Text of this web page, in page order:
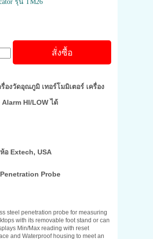
รุ่น TM26
องวัดอุณภูมิ เทอร์โมมิเตอร์ เครื่อง
HI/LOW ได้
อ Extech, USA
Probe
steel penetration probe for measuring
with its removable foot stand or can
Min/Max reading with reset
and Waterproof housing to meet an